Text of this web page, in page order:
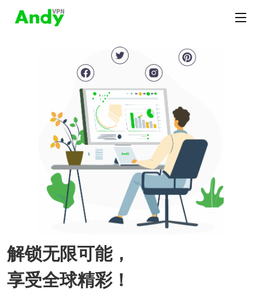
解锁无限可能，
享受全球精彩！